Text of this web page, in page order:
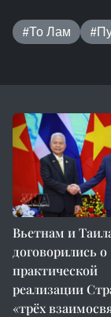
#То Лам
Вьетнам и
договорились о
практической
реализации
«трёх